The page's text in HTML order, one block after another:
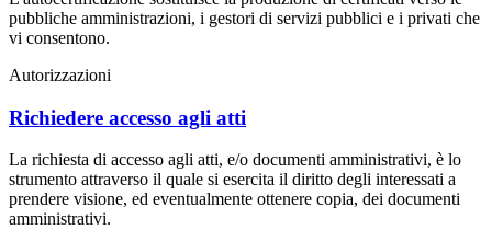
pubbliche amministrazioni, i gestori di servizi pubblici e i privati che
vi consentono.
Autorizzazioni
Richiedere accesso agli atti
La richiesta di accesso agli atti, e/o documenti amministrativi, è lo
strumento attraverso il quale si esercita il diritto degli interessati a
prendere visione, ed eventualmente ottenere copia, dei documenti
amministrativi.